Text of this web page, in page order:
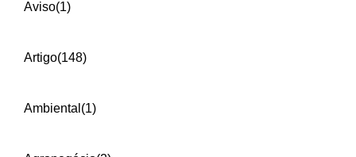
Aviso(1)
Artigo(148)
Ambiental (1)